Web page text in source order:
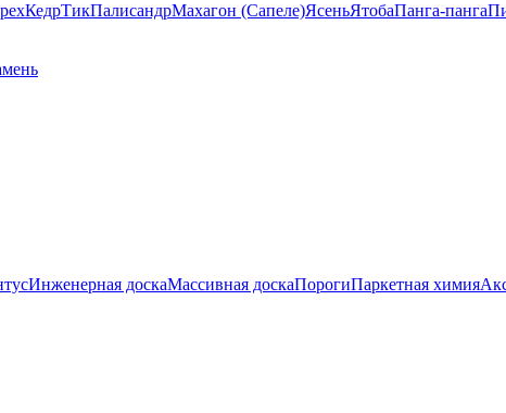
КедрТикПалисандрМахагон (Сапеле)ЯсеньЯтобаПанга-панга
Инженерная доскаМассивная доскаПорогиПаркетная химия